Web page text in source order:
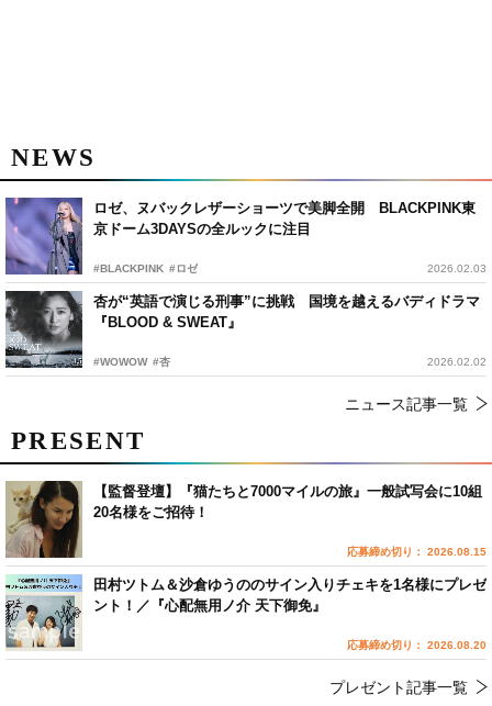
NEWS
ロゼ、ヌバックレザーショーツで美脚全開 BLACKPINK東
京ドーム3DAYSの全ルックに注目
#BLACKPINK #ロゼ 2026.02.03
杏が“英語で演じる刑事”に挑戦 国境を越えるバディドラマ
『BLOOD & SWEAT』
#WOWOW #杏 2026.02.02
ニュース記事一覧
PRESENT
【監督登壇】『猫たちと7000マイルの旅』一般試写会に10組
20名様をご招待！
応募締め切り： 2026.08.15
田村ツトム＆沙倉ゆうののサイン入りチェキを1名様にプレゼ
ント！／『心配無用ノ介 天下御免』
応募締め切り： 2026.08.20
プレゼント記事一覧